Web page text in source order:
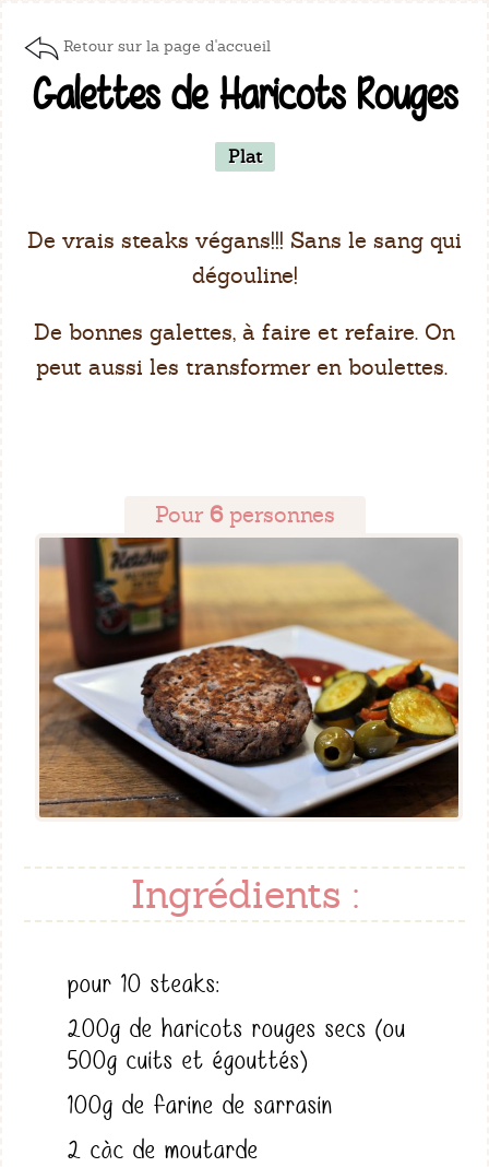
Retour sur la page d'accueil
Galettes de Haricots Rouges
Plat
De vrais steaks végans!!! Sans le sang qui
dégouline!
De bonnes galettes, à faire et refaire. On
peut aussi les transformer en boulettes.
Pour 6personnes
Ingrédients :
pour 10 steaks:
200g de haricots rouges secs (ou
500g cuits et égouttés)
100g de farine de sarrasin
2 càc de moutarde